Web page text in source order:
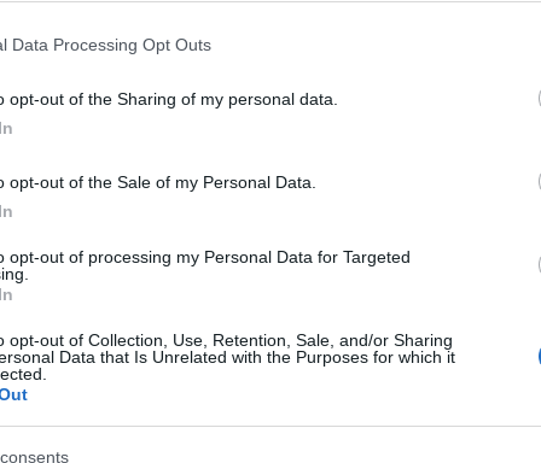
Data Processing Opt Outs
opt-out of the Sharing of my personal data.
opt-out of the Sale of my Personal Data.
opt-out of processing my Personal Data for Targeted
opt-out of Collection, Use, Retention, Sale, and/or Sharing
Data that Is Unrelated with the Purposes for which it
szinte egész évben vonzó, de az időzítés sokat számít. A
főleg júliusban és augusztusban, pezseg az élet,
és a turistalátványosságok zsúfoltak.
kellemesebb az időjárás, kevesebb a tömeg, és az árak is
Ezekben az időszakokban a repülő+hotel csomagok is
olcsóbbak, így ha szeretnél spórolni, de nem mondanál le
életérzésről, érdemes ekkor utazni.
csomag kiválasztásához először gondold át, milyen élményt
Ha a városnézés a cél, akkor érdemes a
választani, ahonnan gyalog vagy metróval könnyen